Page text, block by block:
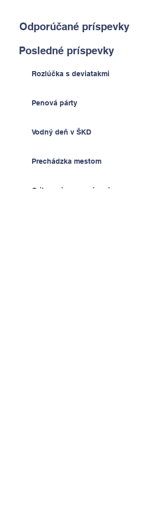
Odporúčané príspevky
Posledné príspevky
Rozlúčka s deviatakmi
Penová párty
Vodný deň v ŠKD
Prechádzka mestom
Grilovanie so seniormi